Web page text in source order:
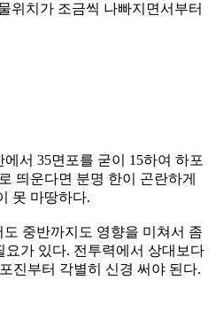
위치가 조금씩 나빠지면서부터
서 35면포를 굳이 15하여 하포
띄운다면 분명 한이 곤란하게
못 마땅하다.
중반까지도 영향을 미쳐서 좀
가 있다. 전투력에서 상대보다
진부터 각별히 신경 써야 된다.